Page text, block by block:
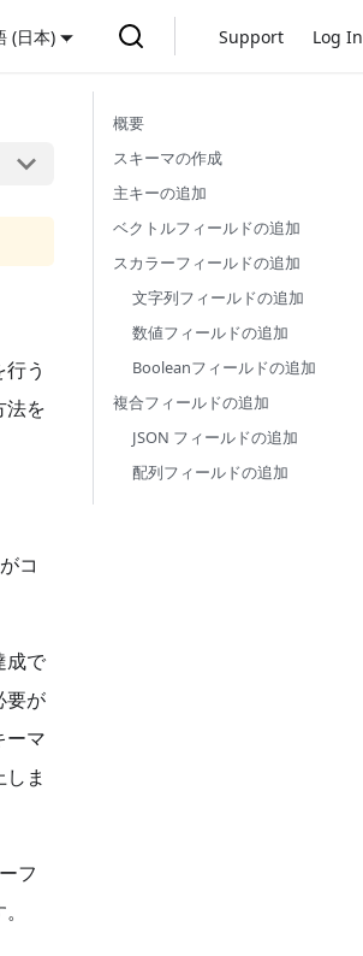
(日本) Support Log In
う
法を
コ
成で
要が
ーマ
ま
フ
概要
スキーマの作成
主キーの追加
ベクトルフィールドの追加
スカラーフィールドの追加
文字列フィールドの追加
数値フィールドの追加
Booleanフィールドの追加
複合フィールドの追加
JSON フィールドの追加
配列フィールドの追加